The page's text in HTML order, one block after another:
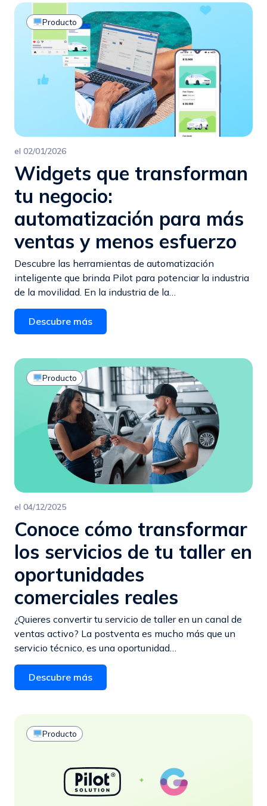
Producto
el 02/01/2026
Widgets que transforman
tu negocio:
automatización para más
ventas y menos esfuerzo
Descubre las herramientas de automatización
inteligente que brinda Pilot para potenciar la industria
de la movilidad. En la industria de la…
Descubre más
Producto
el 04/12/2025
Conoce cómo transformar
los servicios de tu taller en
oportunidades
comerciales reales
¿Quieres convertir tu servicio de taller en un canal de
ventas activo? La postventa es mucho más que un
servicio técnico, es una oportunidad…
Descubre más
Producto